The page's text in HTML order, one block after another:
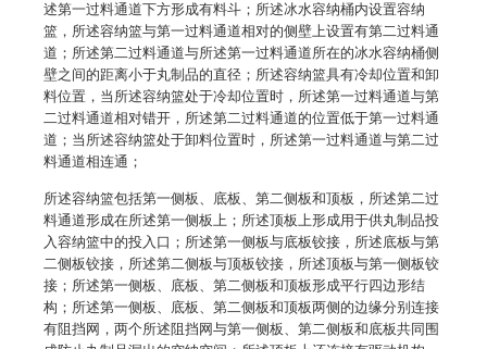
述第一过料通道下方形成有料斗；所述冰水容纳桶内设置容纳
篮，所述容纳篮与第一过料通道相对的侧壁上设置有第二过料通
道；所述第二过料通道与所述第一过料通道所在的冰水容纳桶侧
壁之间的距离小于丸制品的直径；所述容纳篮具有冷却位置和卸
料位置，当所述容纳篮处于冷却位置时，所述第一过料通道与第
二过料通道相对错开，所述第二过料通道的位置低于第一过料通
道；当所述容纳篮处于卸料位置时，所述第一过料通道与第二过
料通道相连通；
所述容纳篮包括第一侧板、底板、第二侧板和顶板，所述第二过
料通道形成在所述第一侧板上；所述顶板上形成用于供丸制品投
入容纳篮中的投入口；所述第一侧板与底板铰接，所述底板与第
二侧板铰接，所述第二侧板与顶板铰接，所述顶板与第一侧板铰
接；所述第一侧板、底板、第二侧板和顶板形成平行四边形结
构；所述第一侧板、底板、第二侧板和顶板两侧的边缘分别连接
有阻挡网，两个所述阻挡网与第一侧板、第二侧板和底板共同围